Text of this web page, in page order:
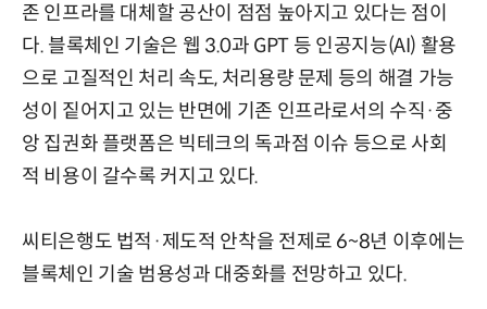
존 인프라를 대체할 공산이 점점 높아지고 있다는 점이
다. 블록체인 기술은 웹 3.0과 GPT 등 인공지능(AI) 활용
으로 고질적인 처리 속도, 처리용량 문제 등의 해결 가능
성이 짙어지고 있는 반면에 기존 인프라로서의 수직·중
앙 집권화 플랫폼은 빅테크의 독과점 이슈 등으로 사회
적 비용이 갈수록 커지고 있다.
씨티은행도 법적·제도적 안착을 전제로 6~8년 이후에는
블록체인 기술 범용성과 대중화를 전망하고 있다.